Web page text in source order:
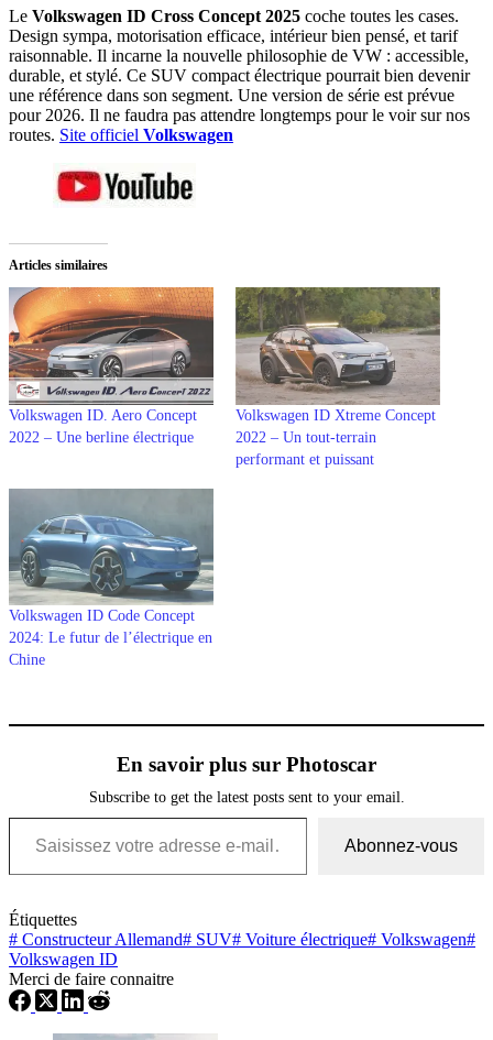
Le Volkswagen ID Cross Concept 2025 coche toutes les cases.
Design sympa, motorisation efficace, intérieur bien pensé, et tarif
raisonnable. Il incarne la nouvelle philosophie de VW : accessible,
durable, et stylé. Ce SUV compact électrique pourrait bien devenir
une référence dans son segment. Une version de série est prévue
pour 2026. Il ne faudra pas attendre longtemps pour le voir sur nos
routes. Site officiel Volkswagen
Articles similaires
Volkswagen ID. Aero Concept
2022 – Une berline électrique
Volkswagen ID Xtreme Concept
2022 – Un tout-terrain
performant et puissant
Volkswagen ID Code Concept
2024: Le futur de l’électrique en
Chine
En savoir plus sur Photoscar
Subscribe to get the latest posts sent to your email.
Saisissez votre adresse e-mail…
Abonnez-vous
Étiquettes
# Constructeur Allemand# SUV# Voiture électrique# Volkswagen#
Volkswagen ID
Merci de faire connaitre